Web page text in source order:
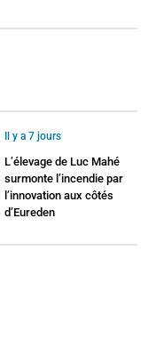
Il y a 7 jours
L’élevage de Luc Mahé
surmonte l’incendie par
l’innovation aux côtés
d’Eureden